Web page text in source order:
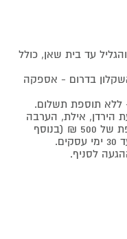
עד בית שאן, כולל
בדרום - אספקה
הירדן, אילת, הערבה
מצפה רמון, ים המלח והסביבה בתוספת של 500 ₪ (בנוסף
לסניף.